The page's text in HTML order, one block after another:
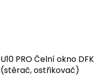
ostřikovače
U10 PRO Čelní okno DFK
(stěrač, ostřikovač)